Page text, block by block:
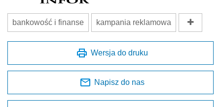
bankowość i finanse kampania reklamowa
Wersja do druku
Napisz do nas